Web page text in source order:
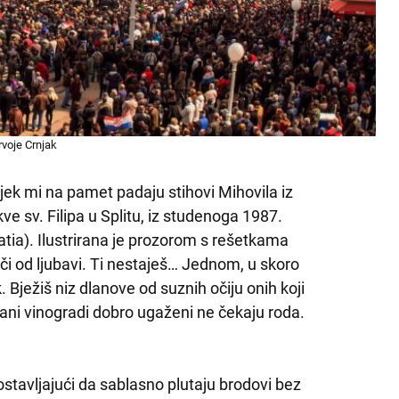
Crnjak
mi na pamet padaju stihovi Mihovila iz
sv. Filipa u Splitu, iz studenoga 1987.
Ilustrirana je prozorom s rešetkama
od ljubavi. Ti nestaješ… Jednom, u skoro
niz dlanove od suznih očiju onih koji
vinogradi dobro ugaženi ne čekaju roda.
da sablasno plutaju brodovi bez